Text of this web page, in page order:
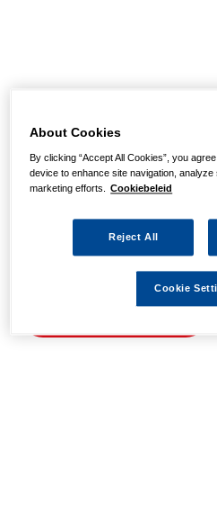
pagina niet
vinden
Wellicht zit er een spel- of
actie waarnaar u zocht al
About Cookies
By clicking “Accept All Cookies”, you
device to enhance site navigation,
marketing efforts. Cookiebeleid
Reject All
Cookie